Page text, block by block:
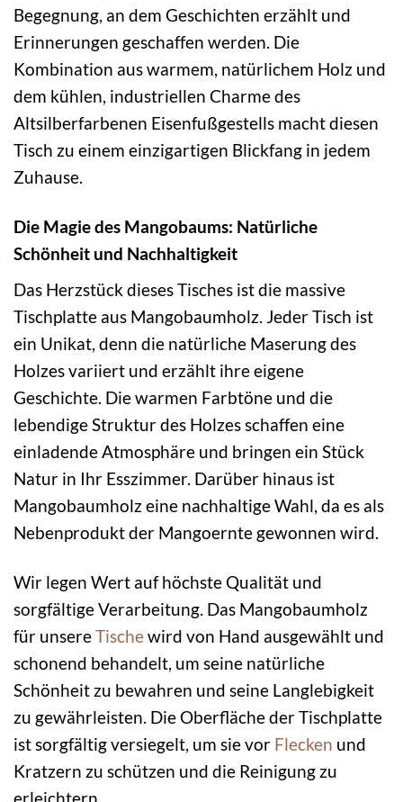
Begegnung, an dem Geschichten erzählt und
Erinnerungen geschaffen werden. Die
Kombination aus warmem, natürlichem Holz und
dem kühlen, industriellen Charme des
Altsilberfarbenen Eisenfußgestells macht diesen
Tisch zu einem einzigartigen Blickfang in jedem
Zuhause.
Die Magie des Mangobaums: Natürliche
Schönheit und Nachhaltigkeit
Das Herzstück dieses Tisches ist die massive
Tischplatte aus Mangobaumholz. Jeder Tisch ist
ein Unikat, denn die natürliche Maserung des
Holzes variiert und erzählt ihre eigene
Geschichte. Die warmen Farbtöne und die
lebendige Struktur des Holzes schaffen eine
einladende Atmosphäre und bringen ein Stück
Natur in Ihr Esszimmer. Darüber hinaus ist
Mangobaumholz eine nachhaltige Wahl, da es als
Nebenprodukt der Mangoernte gewonnen wird.
Wir legen Wert auf höchste Qualität und
sorgfältige Verarbeitung. Das Mangobaumholz
für unsereTischewird von Hand ausgewählt und
schonend behandelt, um seine natürliche
Schönheit zu bewahren und seine Langlebigkeit
zu gewährleisten. Die Oberfläche der Tischplatte
ist sorgfältig versiegelt, um sie vor Flecken und
Kratzern zu schützen und die Reinigung zu
erleichtern.